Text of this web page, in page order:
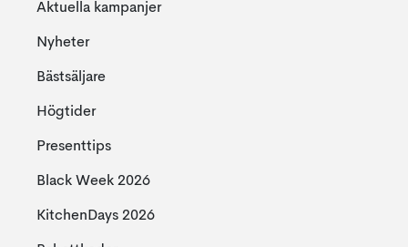
Aktuella kampanjer
Nyheter
Bästsäljare
Högtider
Presenttips
Black Week 2026
KitchenDays 2026